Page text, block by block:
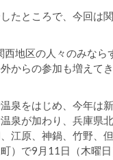
たところで、今回は
地区の人々のみなら
からの参加も増えて
泉をはじめ、今年は
泉が加わり、兵庫県
江原、神鍋、竹野、
）で9月11日（木曜